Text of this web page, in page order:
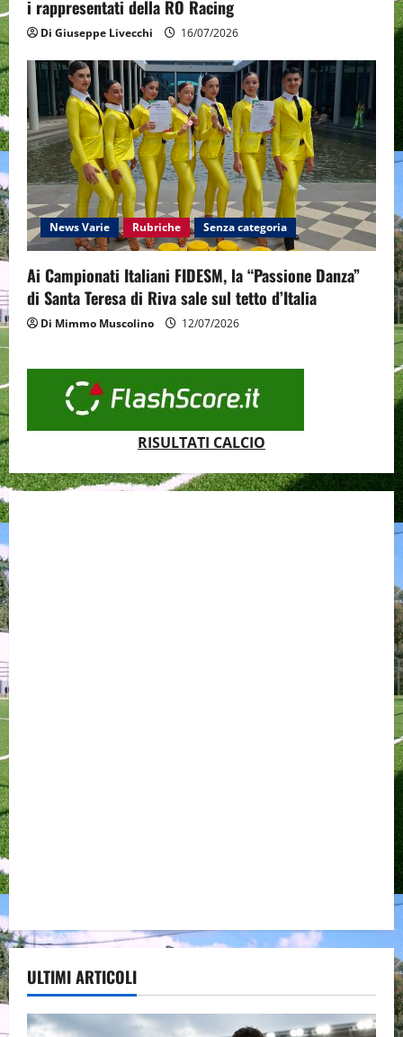
i rappresentati della RO Racing
Di Giuseppe Livecchi 16/07/2026
News Varie Rubriche Senza categoria
Ai Campionati Italiani FIDESM, la “Passione Danza”
di Santa Teresa di Riva sale sul tetto d’Italia
Di Mimmo Muscolino 12/07/2026
RISULTATI CALCIO
ULTIMI ARTICOLI